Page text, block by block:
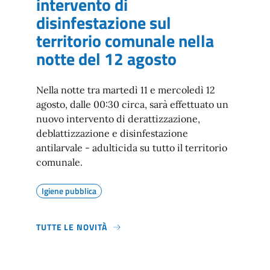
disinfestazione sul
territorio comunale nella
notte del 12 agosto
Nella notte tra martedì 11 e mercoledì 12
agosto, dalle 00:30 circa, sarà effettuato un
nuovo intervento di derattizzazione,
deblattizzazione e disinfestazione
antilarvale - adulticida su tutto il territorio
comunale.
Igiene pubblica
TUTTE LE NOVITÀ